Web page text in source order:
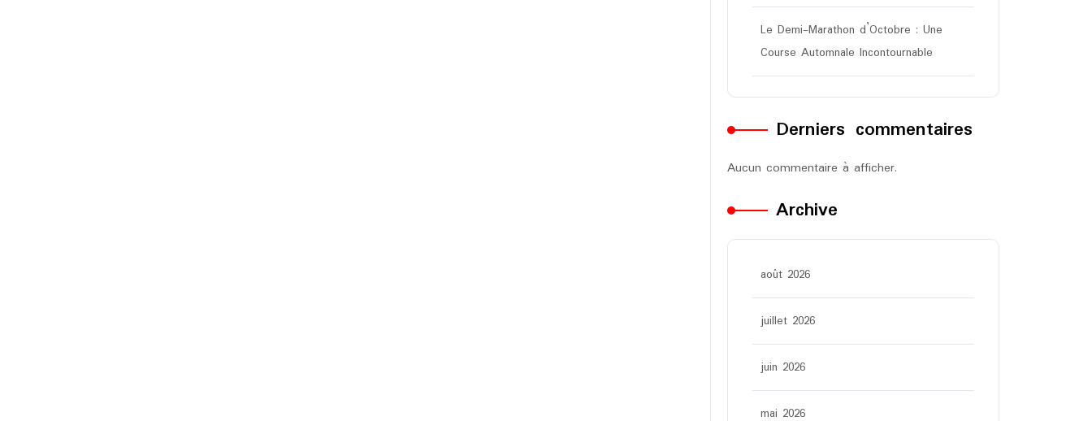
Le Demi-Marathon d’Octobre : Une
Course Automnale Incontournable
Derniers commentaires
Aucun commentaire à afficher.
Archive
août 2026
juillet 2026
juin 2026
mai 2026